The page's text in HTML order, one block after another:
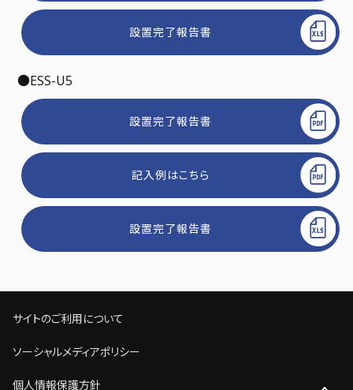
設置完了報告書
●ESS-U5
設置完了報告書
記入例はこちら
設置完了報告書
サイトのご利用について
ソーシャルメディアポリシー
個人情報保護方針